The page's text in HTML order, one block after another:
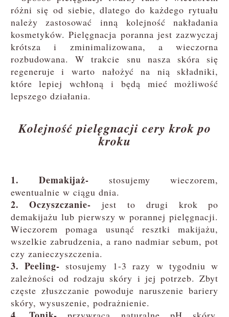
różni się od siebie, dlatego do każdego rytuału
należy zastosować inną kolejność nakładania
kosmetyków. Pielęgnacja poranna jest zazwyczaj
krótsza i zminimalizowana, a wieczorna
rozbudowana. W trakcie snu nasza skóra się
regeneruje i warto nałożyć na nią składniki,
które lepiej wchłoną i będą mieć możliwość
lepszego działania.
Kolejność pielęgnacji cery krok po
kroku
1. Demakijaż- stosujemy wieczorem,
ewentualnie w ciągu dnia.
2. Oczyszczanie-jest to drugi krok po
demakijażu lub pierwszy w porannej pielęgnacji.
Wieczorem pomaga usunąć resztki makijażu,
wszelkie zabrudzenia, a rano nadmiar sebum, pot
czy zanieczyszczenia.
3. Peeling- stosujemy 1-3 razy w tygodniu w
zależności od rodzaju skóry i jej potrzeb. Zbyt
częste złuszczanie powoduje naruszenie bariery
skóry, wysuszenie, podrażnienie.